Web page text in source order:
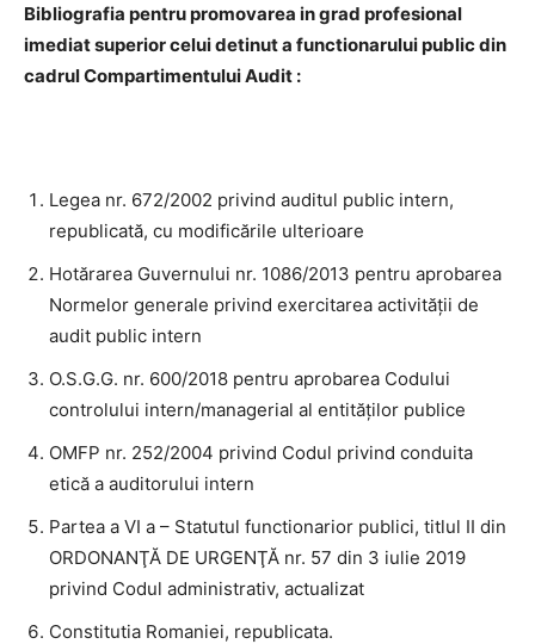
Bibliografia pentru promovarea in grad profesional
imediat superior celui detinut a functionarului public din
cadrul Compartimentului Audit :
Legea nr. 672/2002 privind auditul public intern,
republicată, cu modificările ulterioare
Hotărarea Guvernului nr. 1086/2013 pentru aprobarea
Normelor generale privind exercitarea activității de
audit public intern
O.S.G.G. nr. 600/2018 pentru aprobarea Codului
controlului intern/managerial al entităţilor publice
OMFP nr. 252/2004 privind Codul privind conduita
etică a auditorului intern
Partea a VI a – Statutul functionarior publici, titlul II din
ORDONANŢĂ DE URGENŢĂ nr. 57 din 3 iulie 2019
privind Codul administrativ, actualizat
Constitutia Romaniei, republicata.